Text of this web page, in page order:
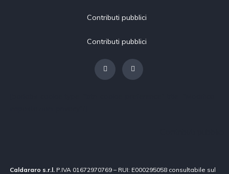
Contributi pubblici
Contributi pubblici
Caldararo s.r.l. P.IVA 01672970769 – RUI: E000295058 consultabile sul